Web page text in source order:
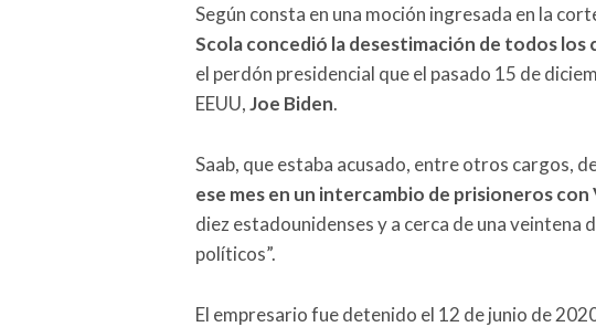
Según consta en una moción ingresada en la
Scola concedió la desestimación de todos los
el perdón presidencial que el pasado 15 de
EEUU,Joe Biden.
Saab, que estaba acusado, entre otros cargos,
ese mes en un intercambio de prisioneros con
diez estadounidenses y a cerca de una veintena
políticos”.
El empresario fue detenido el 12 de junio de